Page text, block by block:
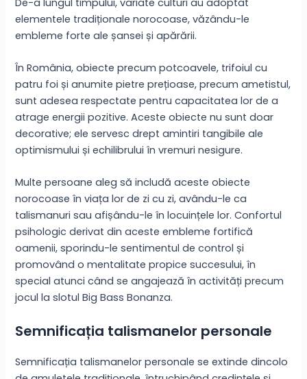
elementele tradiționale norocoase, văzându-le
embleme forte ale șansei și apărării.
În România, obiecte precum potcoavele, trifoiul cu
patru foi și anumite pietre prețioase, precum ametistul,
sunt adesea respectate pentru capacitatea lor de a
atrage energii pozitive. Aceste obiecte nu sunt doar
decorative; ele servesc drept amintiri tangibile ale
optimismului și echilibrului în vremuri nesigure.
Multe persoane aleg să includă aceste obiecte
norocoase în viața lor de zi cu zi, avându-le ca
talismanuri sau afișându-le în locuințele lor. Confortul
psihologic derivat din aceste embleme fortifică
oamenii, sporindu-le sentimentul de control și
promovând o mentalitate propice succesului, în
special atunci când se angajează în activități precum
jocul la slotul Big Bass Bonanza.
Semnificația talismanelor personale
Semnificația talismanelor personale se extinde dincolo